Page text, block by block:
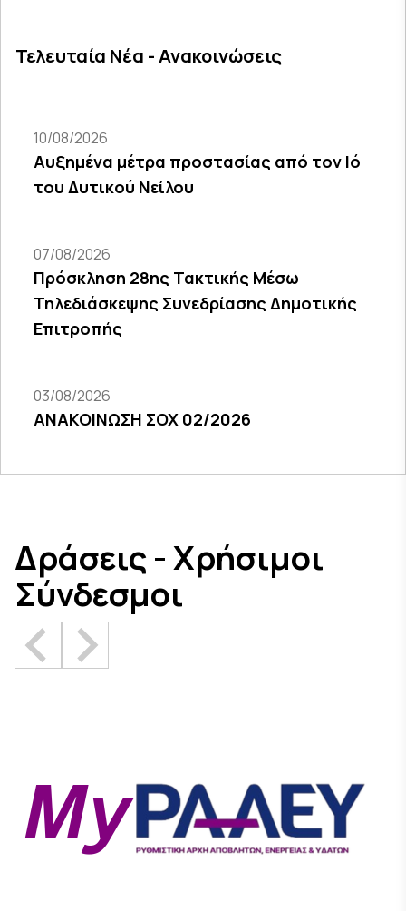
Τελευταία Νέα - Ανακοινώσεις
10/08/2026
Αυξημένα μέτρα προστασίας από τον Ιό
του Δυτικού Νείλου
07/08/2026
Πρόσκληση 28ης Τακτικής Μέσω
Τηλεδιάσκεψης Συνεδρίασης Δημοτικής
Επιτροπής
03/08/2026
ΑΝΑΚΟΙΝΩΣΗ ΣΟΧ 02/2026
Δράσεις - Χρήσιμοι
Σύνδεσμοι